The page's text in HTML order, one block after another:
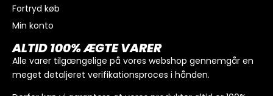
Fortryd køb
Min konto
ALTID 100% ÆGTE VARER
Alle varer tilgængelige på vores webshop gennemgår en
meget detaljeret verifikationsproces i hånden.